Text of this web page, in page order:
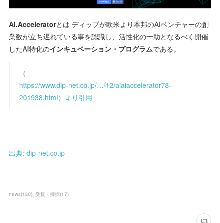
AI.Acceleratorとは ディップが欧米より本邦のAIベンチャーの創
業数が立ち遅れている事を認識し、活性化の一助となるべく開催
したAI特化のインキュベーション・プログラムである。
（
https://www.dip-net.co.jp/…/12/aiaiaccelerator78-
201938.html）より引用
出典: dip-net.co.jp
news(130) 受賞・採択(17)